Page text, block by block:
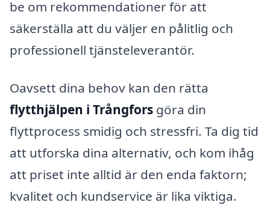
be om rekommendationer för att
säkerställa att du väljer en pålitlig och
professionell tjänsteleverantör.
Oavsett dina behov kan den rätta
flytthjälpen i Trångfors göra din
flyttprocess smidig och stressfri. Ta dig tid
att utforska dina alternativ, och kom ihåg
att priset inte alltid är den enda faktorn;
kvalitet och kundservice är lika viktiga.